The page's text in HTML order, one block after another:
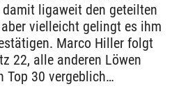
ligaweit den geteilten
vielleicht gelingt es ihm
Marco Hiller folgt
22, alle anderen Löwen
Top 30 vergeblich…